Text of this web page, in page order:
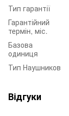
Тип гарантії
Гарантійний
термін, міс.
Базова
одиниця
Тип Наушников
Відгуки